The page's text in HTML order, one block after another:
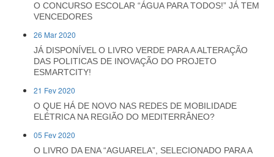
O CONCURSO ESCOLAR “ÁGUA PARA TODOS!” JÁ TEM
VENCEDORES
26 Mar 2020
JÁ DISPONÍVEL O LIVRO VERDE PARA A ALTERAÇÃO
DAS POLITICAS DE INOVAÇÃO DO PROJETO
ESMARTCITY!
21 Fev 2020
O QUE HÁ DE NOVO NAS REDES DE MOBILIDADE
ELÉTRICA NA REGIÃO DO MEDITERRÂNEO?
05 Fev 2020
O LIVRO DA ENA “AGUARELA”, SELECIONADO PARA A